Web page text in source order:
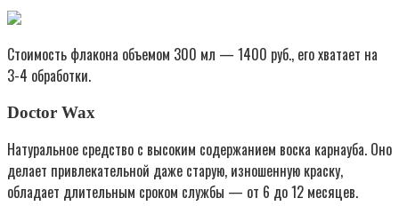
Стоимость флакона объемом 300 мл — 1400 руб., его хватает на
3-4 обработки.
Doctor Wax
Натуральное средство с высоким содержанием воска карнауба. Оно
делает привлекательной даже старую, изношенную краску,
обладает длительным сроком службы — от 6 до 12 месяцев.